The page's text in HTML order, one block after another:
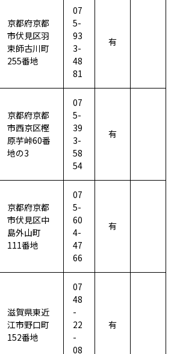
京都府京都
市伏見区羽
束師古川町
255番地
07
5-
93
3-
48
81
有
京都府京都
市西京区樫
原芋峠60番
地の3
07
5-
39
3-
58
54
有
京都府京都
市伏見区中
島外山町
111番地
07
5-
60
4-
47
66
有
滋賀県東近
江市野口町
152番地
07
48
-
22
-
08
有